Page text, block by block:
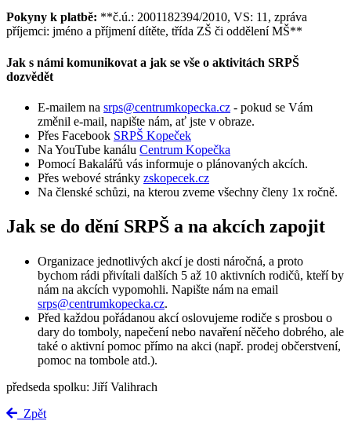
Pokyny k platbě: **č.ú.: 2001182394/2010, VS: 11, zpráva
příjemci: jméno a příjmení dítěte, třída ZŠ či oddělení MŠ**
Jak s námi komunikovat a jak se vše o aktivitách SRPŠ
dozvědět
E-mailem na srps@centrumkopecka.cz - pokud se Vám
změnil e-mail, napište nám, ať jste v obraze.
Přes Facebook SRPŠ Kopeček
Na YouTube kanálu Centrum Kopečka
Pomocí Bakalářů vás informuje o plánovaných akcích.
Přes webové stránky zskopecek.cz
Na členské schůzi, na kterou zveme všechny členy 1x ročně.
Jak se do dění SRPŠ a na akcích zapojit
Organizace jednotlivých akcí je dosti náročná, a proto
bychom rádi přivítali dalších 5 až 10 aktivních rodičů, kteří by
nám na akcích vypomohli. Napište nám na email
srps@centrumkopecka.cz.
Před každou pořádanou akcí oslovujeme rodiče s prosbou o
dary do tomboly, napečení nebo navaření něčeho dobrého, ale
také o aktivní pomoc přímo na akci (např. prodej občerstvení,
pomoc na tombole atd.).
předseda spolku: Jiří Valihrach
Zpět